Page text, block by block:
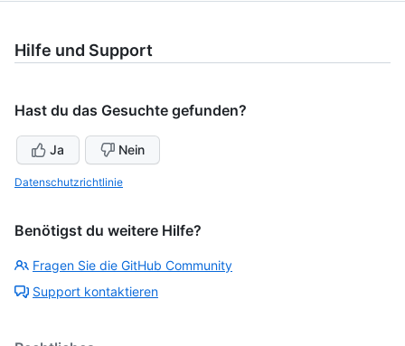
Hilfe und Support
Hast du das Gesuchte gefunden?
Ja Nein
Datenschutzrichtlinie
Benötigst du weitere Hilfe?
Fragen Sie die GitHub Community
Support kontaktieren